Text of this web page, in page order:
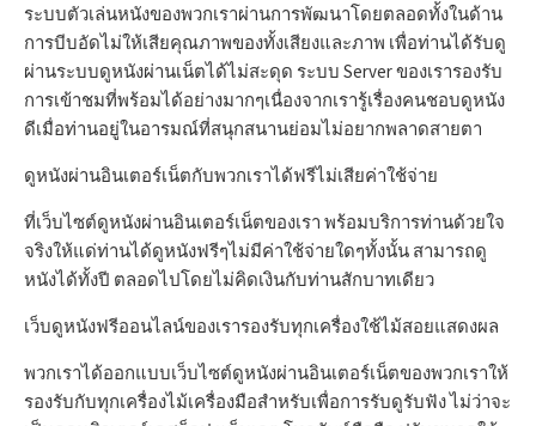
ระบบตัวเล่นหนังของพวกเราผ่านการพัฒนาโดยตลอดทั้งในด้าน
การบีบอัดไม่ให้เสียคุณภาพของทั้งเสียงและภาพ เพื่อท่านได้รับดู
ผ่านระบบดูหนังผ่านเน็ตได้ไม่สะดุด ระบบ Server ของเรารองรับ
การเข้าชมที่พร้อมได้อย่างมากๆเนื่องจากเรารู้เรื่องคนชอบดูหนัง
ดีเมื่อท่านอยู่ในอารมณ์ที่สนุกสนานย่อมไม่อยากพลาดสายตา
ดูหนังผ่านอินเตอร์เน็ตกับพวกเราได้ฟรีไม่เสียค่าใช้จ่าย
ที่เว็บไซต์ดูหนังผ่านอินเตอร์เน็ตของเรา พร้อมบริการท่านด้วยใจ
จริงให้แด่ท่านได้ดูหนังฟรีๆไม่มีค่าใช้จ่ายใดๆทั้งนั้น สามารถดู
หนังได้ทั้งปี ตลอดไปโดยไม่คิดเงินกับท่านสักบาทเดียว
เว็บดูหนังฟรีออนไลน์ของเรารองรับทุกเครื่องใช้ไม้สอยแสดงผล
พวกเราได้ออกแบบเว็บไซต์ดูหนังผ่านอินเตอร์เน็ตของพวกเราให้
รองรับกับทุกเครื่องไม้เครื่องมือสำหรับเพื่อการรับดูรับฟัง ไม่ว่าจะ